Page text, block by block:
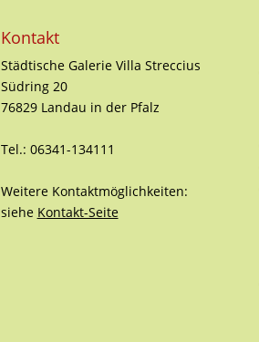
Kontakt
Städtische Galerie Villa Streccius
Südring 20
76829 Landau in der Pfalz
Tel.: 06341-134111
Weitere Kontaktmöglichkeiten:
siehe Kontakt-Seite